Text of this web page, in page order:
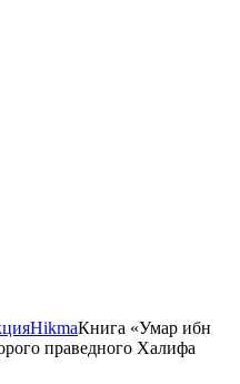
HikmaКнига «Умар ибн
праведного Халифа